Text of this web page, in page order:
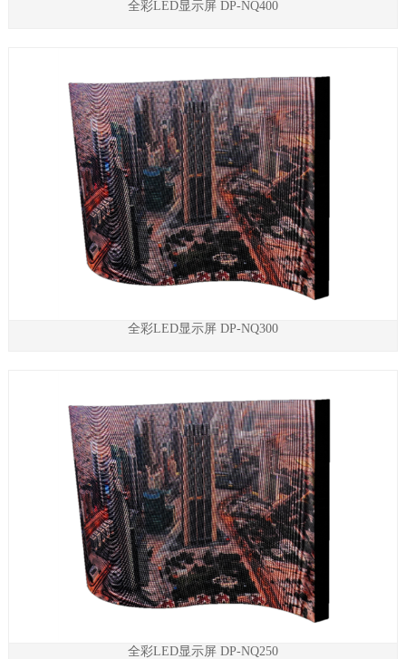
全彩LED显示屏 DP-NQ400
全彩LED显示屏 DP-NQ300
全彩LED显示屏 DP-NQ250